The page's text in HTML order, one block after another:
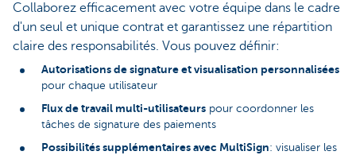
Collaborez efficacement avec votre équipe dans le cadre
d'un seul et unique contrat et garantissez une répartition
claire des responsabilités. Vous pouvez définir:
Autorisations de signature et visualisation personnalisées
pour chaque utilisateur
Flux de travail multi-utilisateurs pour coordonner les
tâches de signature des paiements
Possibilités supplémentaires avec MultiSign: visualiser les